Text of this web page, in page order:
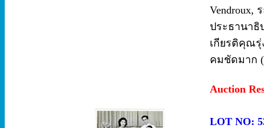
Vendroux,
ประธานา
เกียรติคุณรุ่
คมชัดมาก
Auction
LOT NO: